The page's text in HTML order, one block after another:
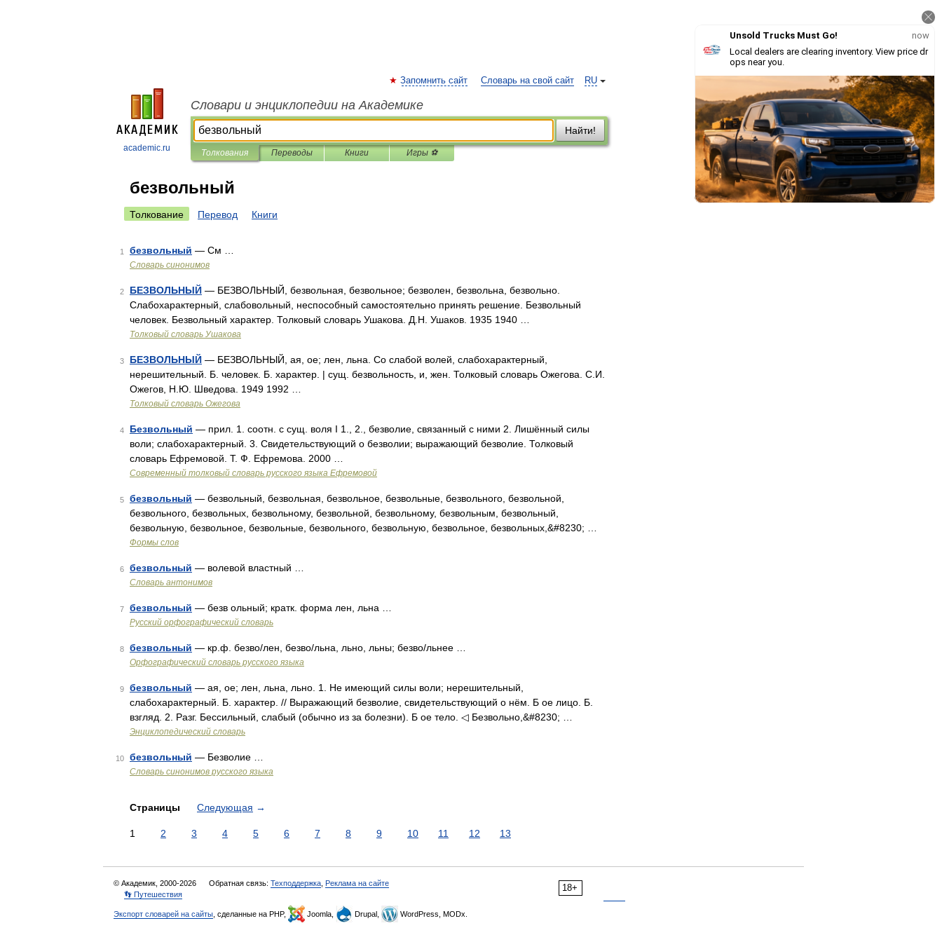
academic.ru
RU
Запомнить сайт Словарь на свой сайт
Словари и энциклопедии на Академике
Найти!
Толкования Переводы Книги Игры ⚽
безвольный
Толкование Перевод Книги
1 безвольный — См …
Словарь синонимов
2 БЕЗВОЛЬНЫЙ — БЕЗВОЛЬНЫЙ, безвольная, безвольное; безволен, безвольна, безвольно.
Слабохарактерный, слабовольный, неспособный самостоятельно принять решение. Безвольный
человек. Безвольный характер. Толковый словарь Ушакова. Д.Н. Ушаков. 1935 1940 …
Толковый словарь Ушакова
3 БЕЗВОЛЬНЫЙ — БЕЗВОЛЬНЫЙ, ая, ое; лен, льна. Со слабой волей, слабохарактерный,
нерешительный. Б. человек. Б. характер. | сущ. безвольность, и, жен. Толковый словарь Ожегова. С.И.
Ожегов, Н.Ю. Шведова. 1949 1992 …
Толковый словарь Ожегова
4 Безвольный — прил. 1. соотн. с сущ. воля I 1., 2., безволие, связанный с ними 2. Лишённый силы
воли; слабохарактерный. 3. Свидетельствующий о безволии; выражающий безволие. Толковый
словарь Ефремовой. Т. Ф. Ефремова. 2000 …
Современный толковый словарь русского языка Ефремовой
5 безвольный — безвольный, безвольная, безвольное, безвольные, безвольного, безвольной,
безвольного, безвольных, безвольному, безвольной, безвольному, безвольным, безвольный,
безвольную, безвольное, безвольные, безвольного, безвольную, безвольное, безвольных,&#8230; …
Формы слов
6 безвольный — волевой властный …
Словарь антонимов
7 безвольный — безв ольный; кратк. форма лен, льна …
Русский орфографический словарь
8 безвольный — кр.ф. безво/лен, безво/льна, льно, льны; безво/льнее …
Орфографический словарь русского языка
9 безвольный — ая, ое; лен, льна, льно. 1. Не имеющий силы воли; нерешительный,
слабохарактерный. Б. характер. // Выражающий безволие, свидетельствующий о нём. Б ое лицо. Б.
взгляд. 2. Разг. Бессильный, слабый (обычно из за болезни). Б ое тело. ◁ Безвольно,&#8230; …
Энциклопедический словарь
10 безвольный — Безволие …
Словарь синонимов русского языка
Страницы Следующая →
1 2 3 4 5 6 7 8 9 10 11 12 13
18+
© Академик, 2000-2026 Обратная связь: Техподдержка Реклама на сайте
👣 Путешествия
Экспорт словарей на сайты , сделанные на PHP, Joomla, Drupal, WordPress, MODx.